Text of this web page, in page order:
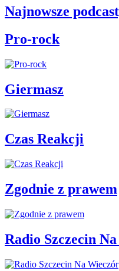
Najnowsze
Pro-rock
Giermasz
Czas Reakcji
Zgodnie z prawem
Radio Szczecin